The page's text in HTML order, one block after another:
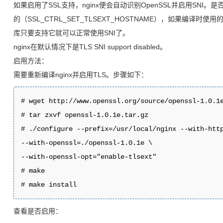
如果启用了SSL支持，nginx便会自动识别OpenSSL并启用SNI。是
的（SSL_CTRL_SET_TLSEXT_HOSTNAME），如果编译时使用
库只要支持它就可以正常使用SNI了。
nginx在默认情况下是TLS SNI support disabled。
启用方法：
需要重新编译nginx并启用TLS。步骤如下：
# wget http://www.openssl.org/source/openssl-
# tar zxvf openssl-1.0.1e.tar.gz
# ./configure --prefix=/usr/local/nginx --with-
--with-openssl=./openssl-1.0.1e \
--with-openssl-opt="enable-tlsext"
# make
# make install
查看是否启用：